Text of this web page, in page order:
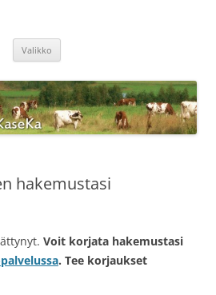
Valikko
hakemustasi
Voit korjata hakemustasi
. Tee korjaukset